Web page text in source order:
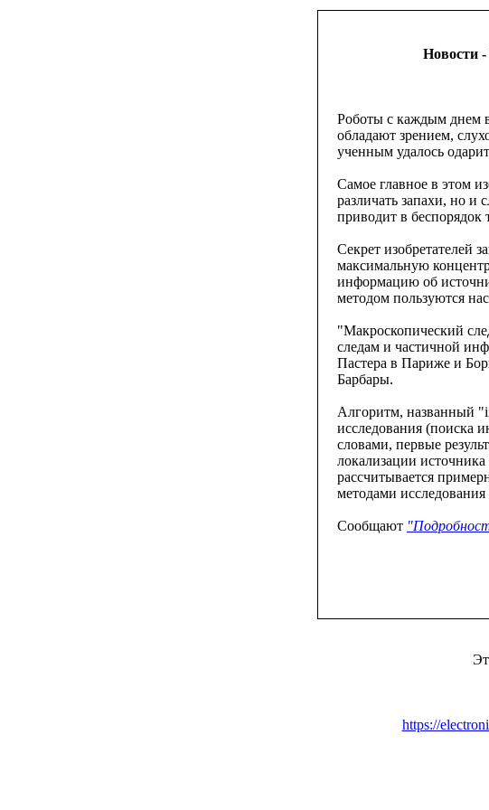
Новости -
Роботы с каждым днем
обладают зрением,
ученным удалось
Самое главное в этом
различать запахи, но и
приводит в беспорядок
Секрет изобретателей
максимальную
информацию об
методом пользуются
"Макроскопический
следам и частичной
Пастера в Париже и
Барбары.
Алгоритм, названный
исследования (поиска
словами, первые
локализации
рассчитывается
методами
Cообщают
https://